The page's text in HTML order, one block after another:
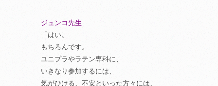
ジュンコ先生
「はい。
もちろんです。
ユニプラやラテン専科に、
いきなり参加するには、
気がひける、不安といった方々には、